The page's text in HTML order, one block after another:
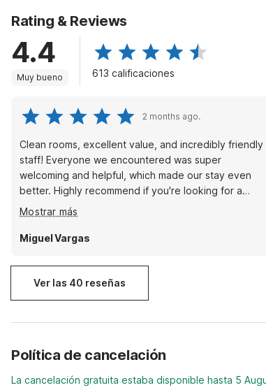
Rating & Reviews
4.4
Muy bueno 613 calificaciones
2 months ago.
Clean rooms, excellent value, and incredibly friendly
staff! Everyone we encountered was super
welcoming and helpful, which made our stay even
better. Highly recommend if you're looking for a
great, budget-friendly place to stop.
Mostrar más
Miguel Vargas
Ver las 40 reseñas
Política de cancelación
La cancelación gratuita estaba disponible hasta 5